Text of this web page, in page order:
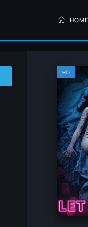
HOME
HD